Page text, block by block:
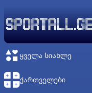
ᲧᲕᲔᲚᲐ ᲡᲘᲐᲮᲚᲔ
ᲥᲐᲠᲗᲕᲔᲚᲔᲑᲘ